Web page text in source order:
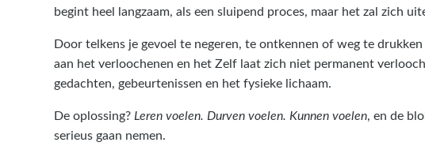
begint heel langzaam, als een sluipend proces, maar het zal zich
Door telkens je gevoel te negeren, te ontkennen of weg te
aan het verloochenen en het Zelf laat zich niet permanent
gedachten, gebeurtenissen en het fysieke lichaam.
De oplossing? Leren voelen. Durven voelen. Kunnen voelen, en de
serieus gaan nemen.